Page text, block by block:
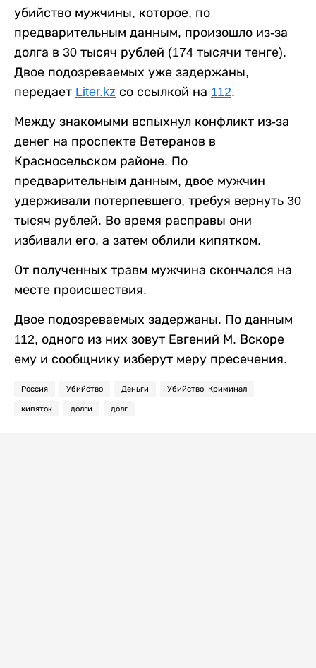
убийство мужчины, которое, по
предварительным данным, произошло из-за
долга в 30 тысяч рублей (174 тысячи тенге).
Двое подозреваемых уже задержаны,
передает Liter.kz со ссылкой на 112.
Между знакомыми вспыхнул конфликт из-за
денег на проспекте Ветеранов в
Красносельском районе. По
предварительным данным, двое мужчин
удерживали потерпевшего, требуя вернуть 30
тысяч рублей. Во время расправы они
избивали его, а затем облили кипятком.
От полученных травм мужчина скончался на
месте происшествия.
Двое подозреваемых задержаны. По данным
112, одного из них зовут Евгений М. Вскоре
ему и сообщнику изберут меру пресечения.
Россия Убийство Деньги Убийство. Криминал
кипяток долги долг